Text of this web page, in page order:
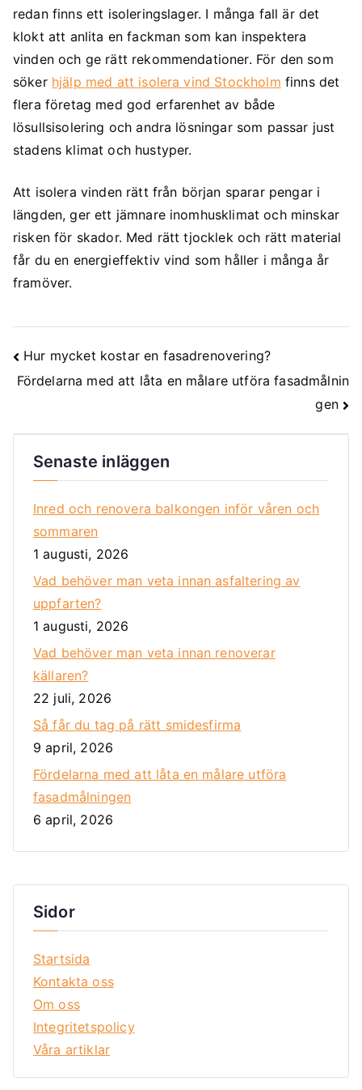
redan finns ett isoleringslager. I många fall är det
klokt att anlita en fackman som kan inspektera
vinden och ge rätt rekommendationer. För den som
söker hjälp med att isolera vind Stockholm finns det
flera företag med god erfarenhet av både
lösullsisolering och andra lösningar som passar just
stadens klimat och hustyper.
Att isolera vinden rätt från början sparar pengar i
längden, ger ett jämnare inomhusklimat och minskar
risken för skador. Med rätt tjocklek och rätt material
får du en energieffektiv vind som håller i många år
framöver.
Hur mycket kostar en fasadrenovering?
Fördelarna med att låta en målare utföra fasadmålnin
gen
Senaste inläggen
Inred och renovera balkongen inför våren och
sommaren
1 augusti, 2026
Vad behöver man veta innan asfaltering av
uppfarten?
1 augusti, 2026
Vad behöver man veta innan renoverar
källaren?
22 juli, 2026
Så får du tag på rätt smidesfirma
9 april, 2026
Fördelarna med att låta en målare utföra
fasadmålningen
6 april, 2026
Sidor
Startsida
Kontakta oss
Om oss
Integritetspolicy
Våra artiklar